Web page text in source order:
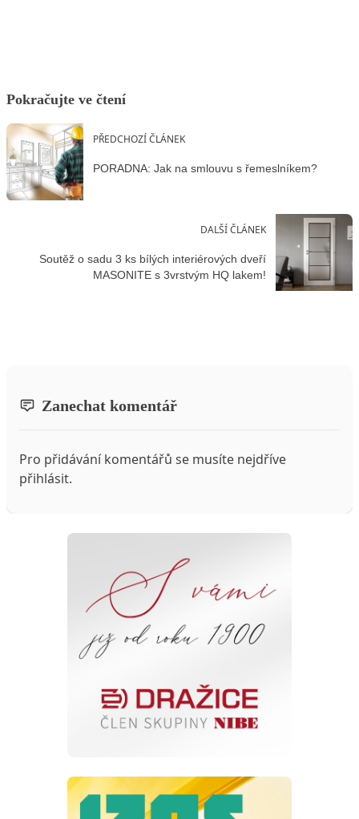
Pokračujte ve čtení
PŘEDCHOZÍ ČLÁNEK
PORADNA: Jak na smlouvu s řemeslníkem?
DALŠÍ ČLÁNEK
Soutěž o sadu 3 ks bílých interiérových dveří
MASONITE s 3vrstvým HQ lakem!
Zanechat komentář
Pro přidávání komentářů se musíte nejdříve
přihlásit.